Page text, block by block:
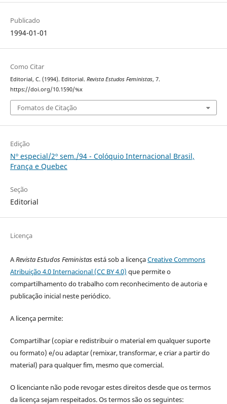
Publicado
1994-01-01
Como Citar
Editorial, C. (1994). Editorial. Revista Estudos Feministas, 7.
https://doi.org/10.1590/%x
Fomatos de Citação
Edição
Nº especial/2º sem./94 - Colóquio Internacional Brasil,
França e Quebec
Seção
Editorial
Licença
ARevista Estudos Feministasestá sob a licençaCreative Commons
Atribuição 4.0 Internacional (CC BY 4.0) que permite o
compartilhamento do trabalho com reconhecimento de autoria e
publicação inicial neste periódico.
A licença permite:
Compartilhar (copiar e redistribuir o material em qualquer suporte
ou formato) e/ou adaptar (remixar, transformar, e criar a partir do
material) para qualquer fim, mesmo que comercial.
O licenciante não pode revogar estes direitos desde que os termos
da licença sejam respeitados. Os termos são os seguintes: